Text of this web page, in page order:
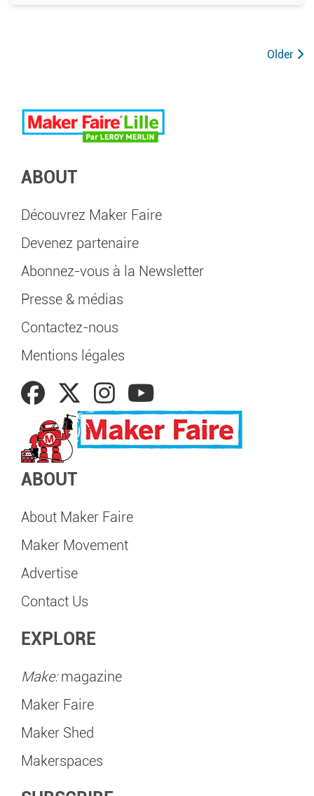
Older
ABOUT
Découvrez Maker Faire
Devenez partenaire
Abonnez-vous à la Newsletter
Presse & médias
Contactez-nous
Mentions légales
ABOUT
About Maker Faire
Maker Movement
Advertise
Contact Us
EXPLORE
Make:magazine
Maker Faire
Maker Shed
Makerspaces